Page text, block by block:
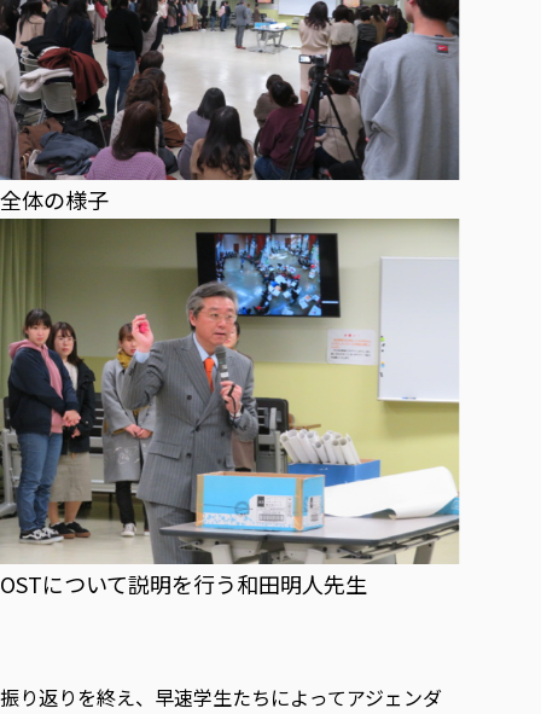
学生生活サポート
学生自主活動支援
社会人学生の育児支援（一時預かり）
学生総合補償制度
スポーツ傷害保険
全体の様子
OSTについて説明を行う和田明人先生
振り返りを終え、早速学生たちによってアジェンダ